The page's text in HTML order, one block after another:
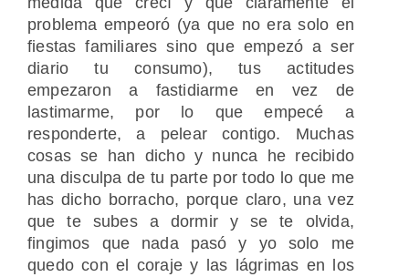
problema empeoró (ya que no era solo en
fiestas familiares sino que empezó a ser
diario tu consumo), tus actitudes
empezaron a fastidiarme en vez de
lastimarme, por lo que empecé a
responderte, a pelear contigo. Muchas
cosas se han dicho y nunca he recibido
una disculpa de tu parte por todo lo que me
has dicho borracho, porque claro, una vez
que te subes a dormir y se te olvida,
fingimos que nada pasó y yo solo me
quedo con el coraje y las lágrimas en los